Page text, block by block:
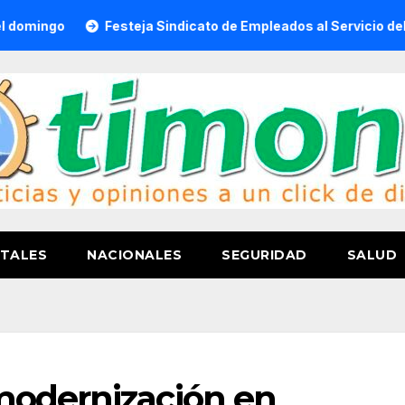
Festeja Sindicato de Empleados al Servicio del H.
NACIONALES SEGURIDAD SALUD